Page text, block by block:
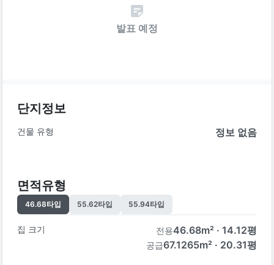
발표 예정
단지정보
건물 유형 정보 없음
면적유형
46.68타입 55.62타입 55.94타입
집 크기 전용46.68m² · 14.12평
공급67.1265m² · 20.31평